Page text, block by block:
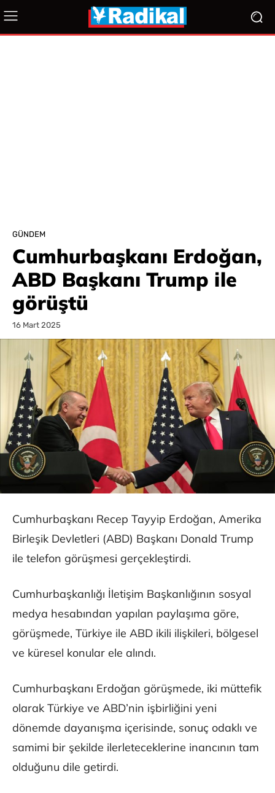
GÜNDEM
Cumhurbaşkanı Erdoğan,
ABD Başkanı Trump ile
görüştü
16 Mart 2025
Cumhurbaşkanı Recep Tayyip Erdoğan, Amerika
Birleşik Devletleri (ABD) Başkanı Donald Trump
ile telefon görüşmesi gerçekleştirdi.
Cumhurbaşkanlığı İletişim Başkanlığının sosyal
medya hesabından yapılan paylaşıma göre,
görüşmede, Türkiye ile ABD ikili ilişkileri, bölgesel
ve küresel konular ele alındı.
Cumhurbaşkanı Erdoğan görüşmede, iki müttefik
olarak Türkiye ve ABD’nin işbirliğini yeni
dönemde dayanışma içerisinde, sonuç odaklı ve
samimi bir şekilde ilerleteceklerine inancının tam
olduğunu dile getirdi.